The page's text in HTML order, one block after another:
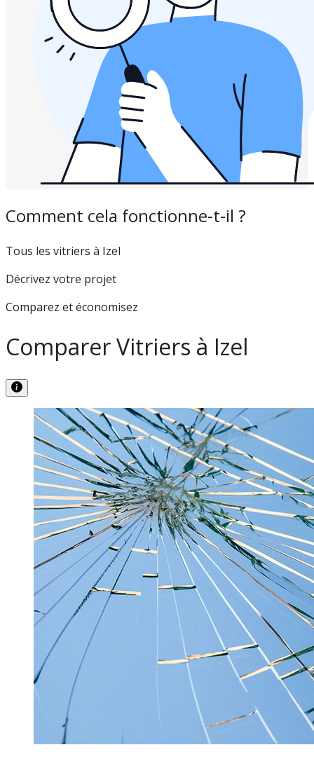
Comment cela fonctionne-t-il ?
Tous les vitriers à Izel
Décrivez votre projet
Comparez et économisez
Comparer Vitriers à Izel